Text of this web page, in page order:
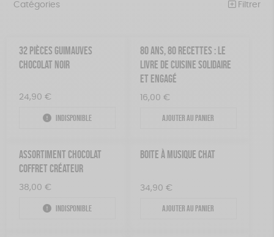
Catégories Filtrer
JEUX
MAISON
PAPETERIE
ZÉRO DÉCHET
Par défaut
Prix : du - cher au + cher
Prix : du + cher au - cher
Prix
100 € - 150 €
Plus de 200€
Blanc Pur Bleu nuit
terracotta
Mots clés
Fabriqué en Europe
Agriculture Biologique Vegan Biodégradable
Cosme Bio FSC
32 PIÈCES GUIMAUVES
CHOCOLAT NOIR
24,90 €
Indisponible
80 ANS, 80 RECETTES : LE
LIVRE DE CUISINE SOLIDAIRE
ET ENGAGÉ
16,00 €
Ajouter au panier
ASSORTIMENT CHOCOLAT
COFFRET CRÉATEUR
38,00 €
Indisponible
BOITE À MUSIQUE CHAT
34,90 €
Ajouter au panier